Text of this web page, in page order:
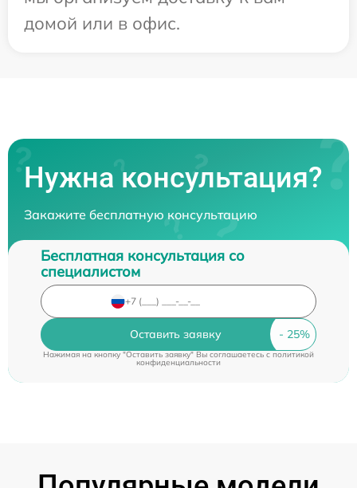
домой или в офис.
Нужна консультация?
Закажите бесплатную консультацию
Бесплатная консультация со
специалистом
Оставить заявку
Нажимая на кнопку "Оставить заявку" Вы соглашаетесь cполитикой
конфиденциальности